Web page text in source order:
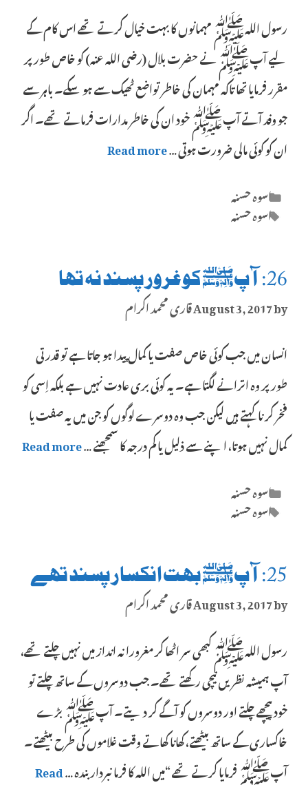
رسول اللہﷺ مہمانوں کا بہت خیال کرتے تھے اس کام کے
لیے آپﷺ نے حضرت بلال (رضی اللہ عنہ) کو خاص طور پر
مقرر فرمایا تھا تاکہ مہمان کی خاطر تواضع ٹھیک سے ہو سکے۔ باہر سے
جو وفد آتے آپﷺ خود ان کی خاطر مدارات فرماتے تھے۔ اگر
ان کو کوئی مالی ضرورت ہوتی …Read more
Categories
اسوہ حسنہ
Tags
اسوہ حسنہ
26: آپﷺ کو غرور پسند نہ تھا
August 3, 2017by
قاری محمد اکرام
انسان میں جب کوئی خاص صفت یا کمال پیدا ہو جاتا ہے تو قدرتی
طور پر وہ اترانے لگتا ہے۔ یہ کوئی بری عادت نہیں ہے بلکہ اِسی کو
فخر کرنا کہتے ہیں لیکن جب وہ دوسرے لوگوں کو جن میں یہ صفت یا
کمال نہیں ہوتا، اپنے سے ذلیل یا کم درجہ کا سمجھنے …Read more
Categories
اسوہ حسنہ
Tags
اسوہ حسنہ
25: آپﷺ بہت انکسار پسند تھے
August 3, 2017by
قاری محمد اکرام
رسول اللہﷺ کبھی سر اٹھا کر مغرورانہ انداز میں نہیں چلتے تھے،
آپ ہمیشہ نظریں نیچی رکھتے تھے۔ جب دوسروں کے ساتھ چلتے تو
خود پیچھے چلتے اور دوسروں کو آگے کر دیتے۔ آپﷺ بڑے
خاکساری کے ساتھ بیٹھتے، کھانا کھاتے وقت غلاموں کی طرح بیٹھتے۔
آپﷺ فرمایا کرتے تھے “میں اللہ کا فرمانبردار بندہ …Read